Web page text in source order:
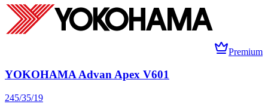
Premium
YOKOHAMA Advan Apex V601
245/35/19